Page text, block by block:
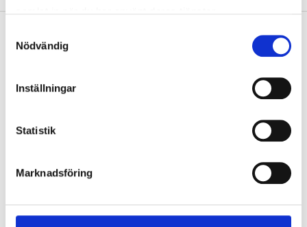
Nödvändig
Inställningar
Statistik
Marknadsföring
Pay & Collect in your local store within 2 hours! For more information
Other customers also bought